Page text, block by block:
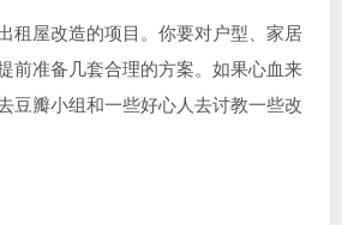
租屋改造的项目。你要对户型、家居
前准备几套合理的方案。如果心血来
豆瓣小组和一些好心人去讨教一些改